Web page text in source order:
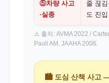
⑤차량 사고
·실종
줄 끊김
도 진입
⚠️ 출처: AVMA 2022 /
Pauli AM. JAAHA 2006.
🏙️ 도심 산책 사고